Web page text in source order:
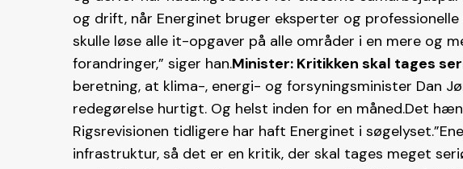
og drift, når Energinet bruger eksperter og
skulle løse alle it-opgaver på alle områder i en mere og
forandringer,” siger han.Minister: Kritikken skal tages
beretning, at klima-, energi- og forsyningsminister Dan
redegørelse hurtigt. Og helst inden for en måned.Det
Rigsrevisionen tidligere har haft Energinet i
infrastruktur, så det er en kritik, der skal tages meget